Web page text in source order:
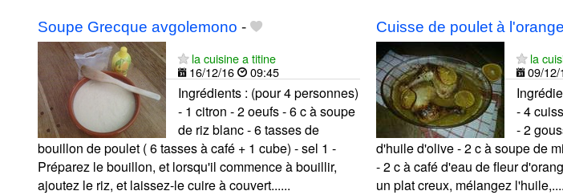
Soupe Grecque avgolemono -
la cuisine a titine
16/12/16
09:45
Ingrédients : (pour 4 personnes)
- 1 citron - 2 oeufs - 6 c à soupe
de riz blanc - 6 tasses de
bouillon de poulet ( 6 tasses à café + 1 cube) - sel 1 -
Préparez le bouillon, et lorsqu'il commence à bouillir,
ajoutez le riz, et laissez-le cuire à couvert......
Cuisse de poulet à l'orange
la
09/12/
- 4
- 2
d'huile d'olive - 2 c à soupe de
- 2 c à café d'eau de fleur
un plat creux, mélangez